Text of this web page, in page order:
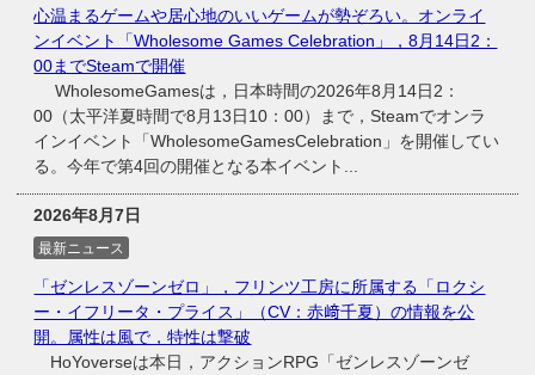
心温まるゲームや居心地のいいゲームが勢ぞろい。オンライ
ンイベント「Wholesome Games Celebration」，8月14日2：
00までSteamで開催
WholesomeGamesは，日本時間の2026年8月14日2：
00（太平洋夏時間で8月13日10：00）まで，Steamでオンラ
インイベント「WholesomeGamesCelebration」を開催してい
る。今年で第4回の開催となる本イベント...
2026年8月7日
最新ニュース
「ゼンレスゾーンゼロ」，フリンツ工房に所属する「ロクシ
ー・イフリータ・プライス」（CV：赤﨑千夏）の情報を公
開。属性は風で，特性は撃破
HoYoverseは本日，アクションRPG「ゼンレスゾーンゼ